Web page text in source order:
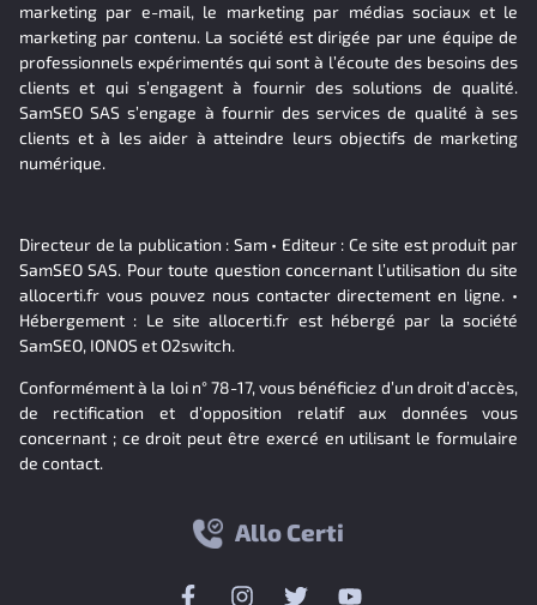
marketing par e-mail, le marketing par médias sociaux et le
marketing par contenu. La société est dirigée par une équipe de
professionnels expérimentés qui sont à l’écoute des besoins des
clients et qui s’engagent à fournir des solutions de qualité.
SamSEO SAS s’engage à fournir des services de qualité à ses
clients et à les aider à atteindre leurs objectifs de marketing
numérique.
Directeur de la publication : Sam • Editeur : Ce site est produit par
SamSEO SAS. Pour toute question concernant l’utilisation du site
allocerti.fr vous pouvez nous contacter directement en ligne. •
Hébergement : Le site allocerti.fr est hébergé par la société
SamSEO, IONOS et O2switch.
Conformément à la loi n° 78-17, vous bénéficiez d’un droit d’accès,
de rectification et d’opposition relatif aux données vous
concernant ; ce droit peut être exercé en utilisant le formulaire
de contact.
Allo Certi